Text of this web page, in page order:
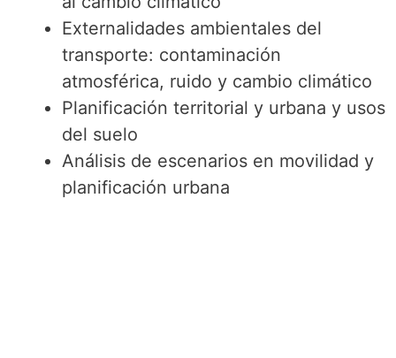
Externalidades ambientales del
transporte: contaminación
atmosférica, ruido y cambio climático
Planificación territorial y urbana y usos
del suelo
Análisis de escenarios en movilidad y
planificación urbana